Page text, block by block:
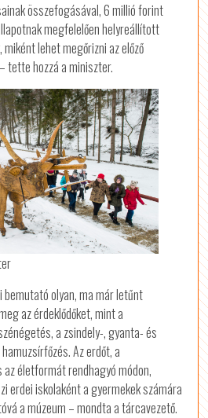
összefogásával, 6 millió forint
megfelelően helyreállított
lehet megőrizni az előző
tette hozzá a miniszter.
olyan, ma már letűnt
az érdeklődőket, mint a
a zsindely-, gyanta- és
Az erdőt, a
életformát rendhagyó módon,
erdei iskolaként a gyermekek számára
a múzeum – mondta a tárcavezető.